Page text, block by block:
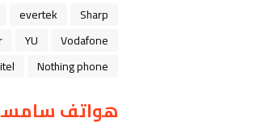
Sharp
evertek
Vodafone
YU
Nothing phone
itel
هواتف